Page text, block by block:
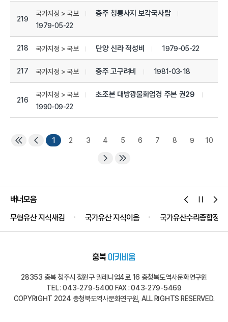
219
국가지정 > 국보 충주 청룡사지 보각국사탑
1979-05-22
218 국가지정 > 국보 단양 신라 적성비 1979-05-22
217 국가지정 > 국보 충주 고구려비 1981-03-18
216
국가지정 > 국보 초조본 대방광불화엄경 주본 권29
1990-09-22
1 2 3 4 5 6 7 8 9 10
배너모음
무형유산 지식새김
국가유산 지식이음 국가유산수리종합정보
28353 충북 청주시 청원구 밀레니엄4로 16 충청북도역사문화연구원
TEL : 043-279-5400 FAX : 043-279-5469
COPYRIGHT 2024 충청북도역사문화연구원, ALL RIGHTS RESERVED.